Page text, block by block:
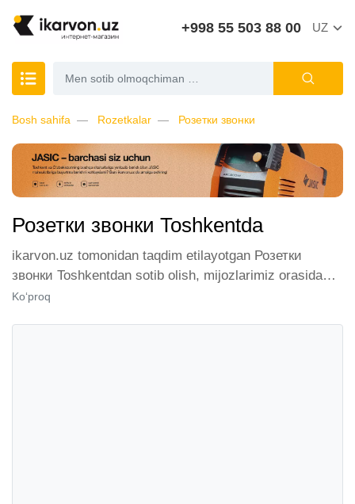
+998 55 503 88 00 UZ
Bosh sahifa Rozetkalar Розетки звонки
Розетки звонки Toshkentda
ikarvon.uz tomonidan taqdim etilayotgan Розетки
звонки Toshkentdan sotib olish, mijozlarimiz orasida
katta talabga ega. Biz ushbu toifadagi tovarlarni sotish
Ko‘proq